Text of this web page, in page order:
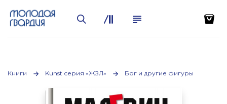
Книги Kunst серия «ЖЗЛ» Бог и другие фигуры